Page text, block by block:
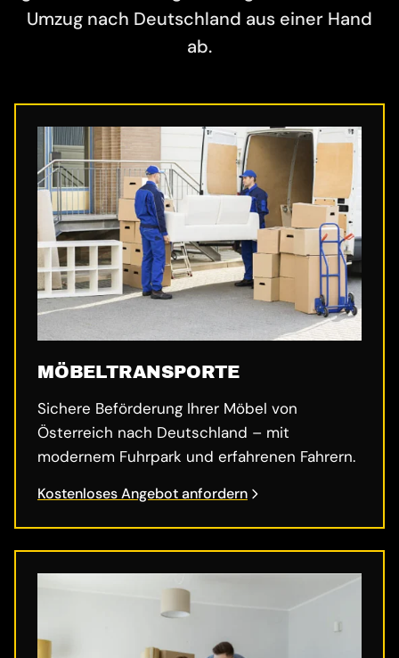
Umzug nach Deutschland aus einer Hand
ab.
MÖBELTRANSPORTE
Sichere Beförderung Ihrer Möbel von
Österreich nach Deutschland – mit
modernem Fuhrpark und erfahrenen Fahrern.
Kostenloses Angebot anfordern